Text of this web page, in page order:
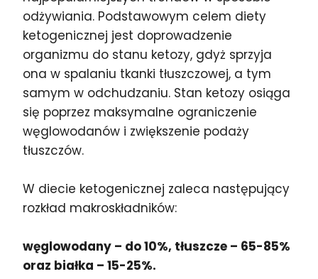
odżywiania. Podstawowym celem diety
ketogenicznej jest doprowadzenie
organizmu do stanu ketozy, gdyż sprzyja
ona w spalaniu tkanki tłuszczowej, a tym
samym w odchudzaniu. Stan ketozy osiąga
się poprzez maksymalne ograniczenie
węglowodanów i zwiększenie podaży
tłuszczów.
W diecie ketogenicznej zaleca następujący
rozkład makroskładników:
węglowodany – do 10%, tłuszcze – 65-85%
oraz białka – 15-25%.